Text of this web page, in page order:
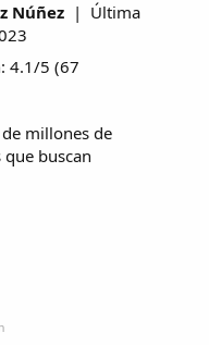
Núñez | Última
4.1/5 (67
millones de
buscan